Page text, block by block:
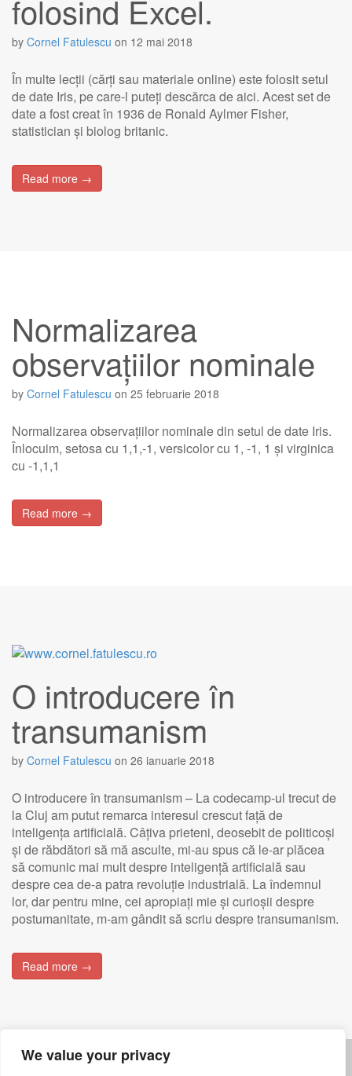
We value your privacy
folosind Excel.
by Cornel Fatulescu on 12 mai 2018
În multe lecții (cărți sau materiale online) este folosit setul
de date Iris, pe care-l puteți descărca de aici. Acest set de
date a fost creat în 1936 de Ronald Aylmer Fisher,
statistician și biolog britanic.
Read more →
Normalizarea
observațiilor nominale
by Cornel Fatulescu on 25 februarie 2018
Normalizarea observațiilor nominale din setul de date Iris.
Înlocuim, setosa cu 1,1,-1, versicolor cu 1, -1, 1 și virginica
cu -1,1,1
Read more →
O introducere în
transumanism
by Cornel Fatulescu on 26 ianuarie 2018
O introducere în transumanism – La codecamp-ul trecut de
la Cluj am putut remarca interesul crescut față de
inteligența artificială. Câțiva prieteni, deosebit de politicoși
și de răbdători să mă asculte, mi-au spus că le-ar plăcea
să comunic mai mult despre inteligență artificială sau
despre cea de-a patra revoluție industrială. La îndemnul
lor, dar pentru mine, cei apropiați mie și curioșii despre
postumanitate, m-am gândit să scriu despre transumanism.
Read more →